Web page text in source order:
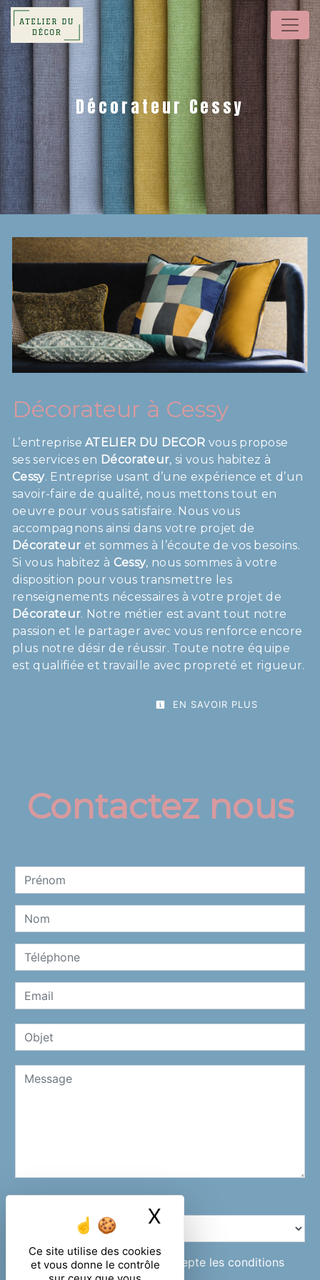
Panneau de gestion des cookies
Ce site utilise des cookies
et vous donne le contrôle
X Masquer le
Décorateur Cessy
Décorateur à Cessy
L’entrepriseATELIER DU DECOR vous propose
ses services en Décorateur, si vous habitez à
Cessy. Entreprise usant d’une expérience et d’un
savoir-faire de qualité, nous mettons tout en
oeuvre pour vous satisfaire. Nous vous
accompagnons ainsi dans votre projet de
Décorateur et sommes à l’écoute de vos besoins.
Si vous habitez à Cessy, nous sommes à votre
disposition pour vous transmettre les
renseignements nécessaires à votre projet de
Décorateur. Notre métier est avant tout notre
passion et le partager avec vous renforce encore
plus notre désir de réussir. Toute notre équipe
est qualifiée et travaille avec propreté et rigueur.
EN SAVOIR PLUS
Contactez nous
En cochant cette case, j'accepte les conditions